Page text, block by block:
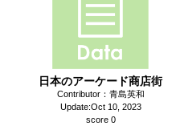
日本のアーケード商店街
Contributor：青島英和
Update:Oct 10, 2023
score 0